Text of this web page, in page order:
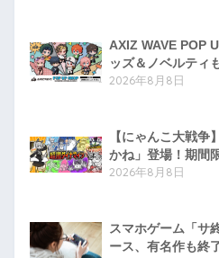
AXIZ WAVE POP
ッズ＆ノベルティ
2026年8月8日
【にゃんこ大戦争
かね」登場！期間
2026年8月8日
スマホゲーム「サ
ース、有名作も終